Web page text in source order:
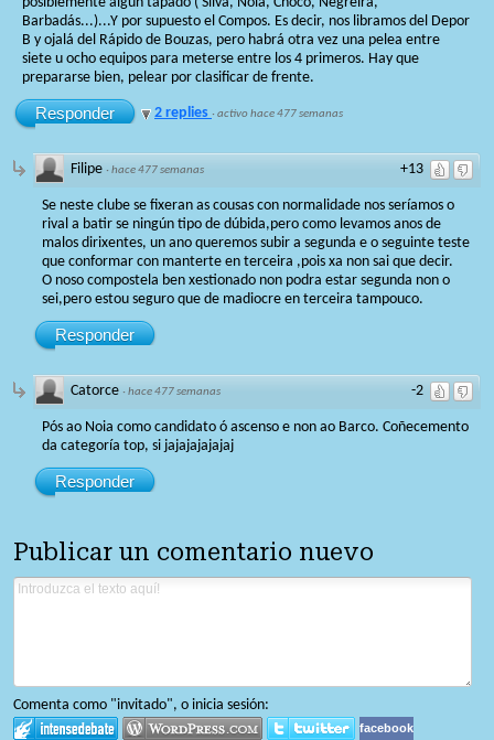
Barbadás...)...Y por supuesto el Compos. Es decir, nos libramos del Depor
B y ojalá del Rápido de Bouzas, pero habrá otra vez una pelea entre
siete u ocho equipos para meterse entre los 4 primeros. Hay que
prepararse bien, pelear por clasificar de frente.
Responder 2 replies ·activo hace 477 semanas
+13
Filipe ·hace 477 semanas
Se neste clube se fixeran as cousas con normalidade nos seríamos o
rival a batir se ningún tipo de dúbida,pero como levamos anos de
malos dirixentes, un ano queremos subir a segunda e o seguinte teste
que conformar con manterte en terceira ,pois xa non sai que decir.
O noso compostela ben xestionado non podra estar segunda non o
sei,pero estou seguro que de madiocre en terceira tampouco.
Responder
-2
Catorce ·hace 477 semanas
Pós ao Noia como candidato ó ascenso e non ao Barco. Coñecemento
da categoría top, si jajajajajajaj
Responder
Publicar un comentario nuevo
Comenta como "invitado", o inicia sesión:
facebook